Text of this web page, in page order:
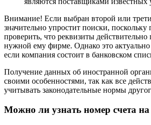
Через суд. Должны иметься
обращения.
С помощью публичных
предоставляют на своем сайте все
В интерфейсе платежных сервисов и
банковских филиалов. Актуально
являются поставщиками известных
Внимание! Если выбран второй или
значительно упростит поиски, поскольку
проверить, что реквизиты действительно
если компания состоит в банковском